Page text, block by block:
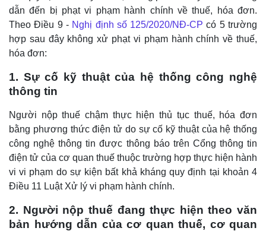
dẫn đến bị phạt vi phạm hành chính về thuế, hóa đơn.
Theo Điều 9 - Nghị định số 125/2020/NĐ-CP có 5 trường
hợp sau đây không xử phạt vi phạm hành chính về thuế,
hóa đơn:
1. Sự cố kỹ thuật của hệ thống công nghệ
thông tin
Người nộp thuế chậm thực hiện thủ tục thuế, hóa đơn
bằng phương thức điện tử do sự cố kỹ thuật của hệ thống
công nghệ thông tin được thông báo trên Cổng thông tin
điện tử của cơ quan thuế thuộc trường hợp thực hiện hành
vi vi phạm do sự kiện bất khả kháng quy định tại khoản 4
Điều 11 Luật Xử lý vi phạm hành chính.
2. Người nộp thuế đang thực hiện theo văn
bản hướng dẫn của cơ quan thuế, cơ quan